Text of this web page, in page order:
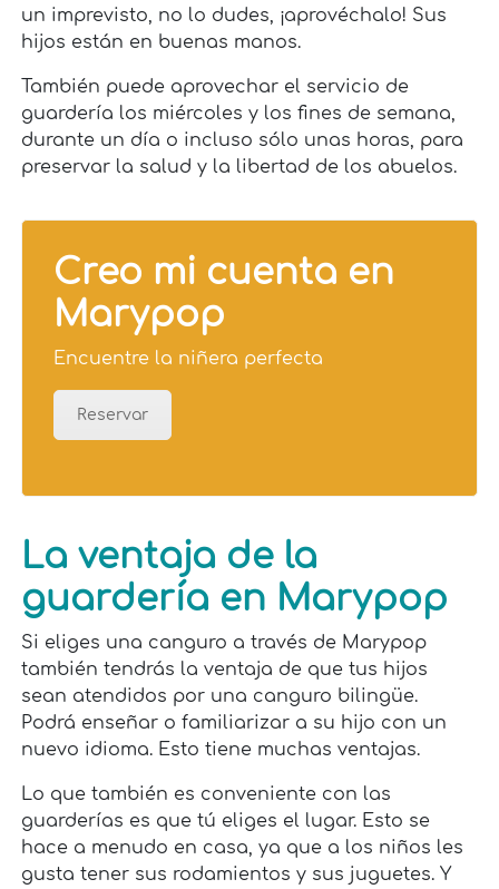
un imprevisto, no lo dudes, ¡aprovéchalo! Sus
hijos están en buenas manos.
También puede aprovechar el servicio de
guardería los miércoles y los fines de semana,
durante un día o incluso sólo unas horas, para
preservar la salud y la libertad de los abuelos.
Creo mi cuenta en
Marypop
Encuentre la niñera perfecta
Reservar
La ventaja de la
guardería en Marypop
Si eliges una canguro a través de Marypop
también tendrás la ventaja de que tus hijos
sean atendidos por una canguro bilingüe.
Podrá enseñar o familiarizar a su hijo con un
nuevo idioma. Esto tiene muchas ventajas.
Lo que también es conveniente con las
guarderías es que tú eliges el lugar. Esto se
hace a menudo en casa, ya que a los niños les
gusta tener sus rodamientos y sus juguetes. Y